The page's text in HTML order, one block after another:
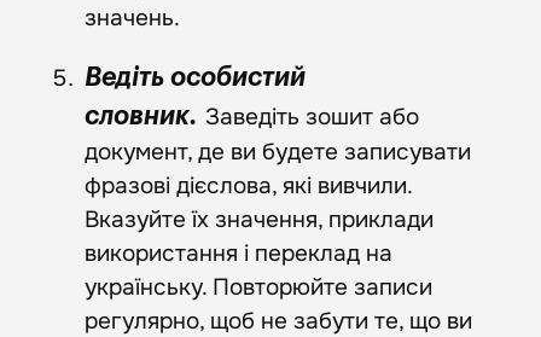
значень.
Ведіть особистий
словник. Заведіть зошит або
документ, де ви будете записувати
фразові дієслова, які вивчили.
Вказуйте їх значення, приклади
використання і переклад на
українську. Повторюйте записи
регулярно, щоб не забути те, що ви